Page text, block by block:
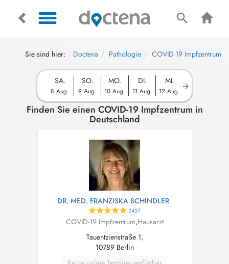
Sie sind hier: Doctena Pathologie COVID-19 Impfzentrum
SA.
8 Aug.
SO.
9 Aug.
MO.
10 Aug.
DI.
11 Aug.
MI.
12 Aug.
Finden Sie einen COVID-19 Impfzentrum in
Deutschland
DR. MED. FRANZISKA SCHINDLER
2457
COVID-19 Impfzentrum,Hausarzt
Tauentzienstraße 1,
10789 Berlin